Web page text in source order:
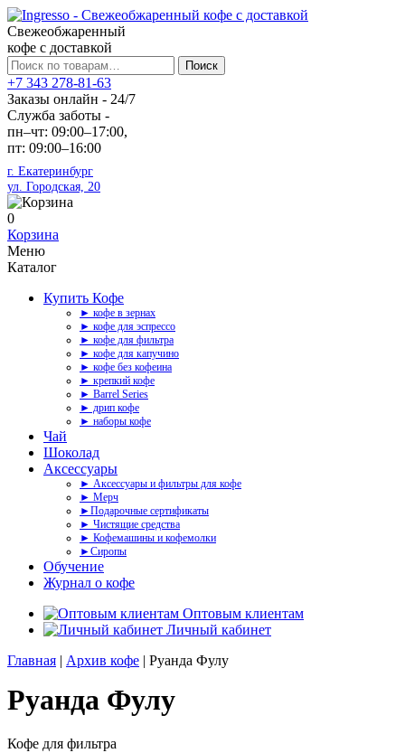
Свежеобжаренный
кофе с доставкой
Искать:
Поиск
+7 343 278-81-63
Заказы онлайн - 24/7
Служба заботы -
пн–чт: 09:00–17:00,
пт: 09:00–16:00
г. Екатеринбург
ул. Городская, 20
0
Корзина
Меню
Каталог
Купить Кофе
► кофе в зернах
► кофе для эспрессо
► кофе для фильтра
► кофе для капучино
► кофе без кофеина
► крепкий кофе
► Barrel Series
► дрип кофе
► наборы кофе
Чай
Шоколад
Аксессуары
► Аксессуары и фильтры для кофе
► Мерч
►Подарочные сертификаты
► Чистящие средства
► Кофемашины и кофемолки
►Сиропы
Обучение
Журнал о кофе
Оптовым клиентам
Личный кабинет
Главная | Архив кофе | Руанда Фулу
Руанда Фулу
Кофе для фильтра